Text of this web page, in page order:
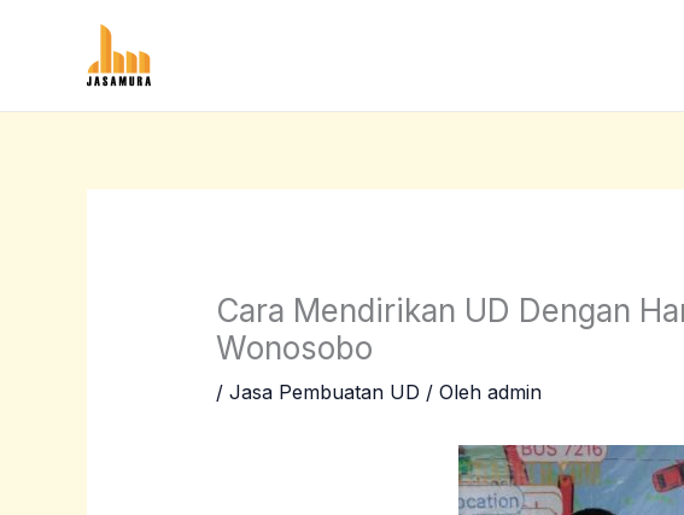
Cara Mendirikan UD Dengan
Wonosobo
/ Jasa Pembuatan UD / Oleh admin